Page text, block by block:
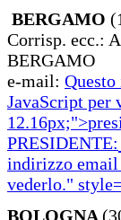
BERGAMO
Corrisp. ecc.:
BERGAMO
e-mail:
JavaScript per
12.16px;">
PRESIDENTE:
indirizzo email
vederlo."
BOLOGNA